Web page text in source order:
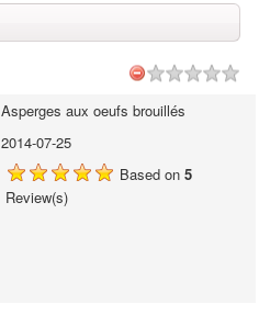
Asperges aux oeufs brouillés
2014-07-25
Based on 5
Review(s)